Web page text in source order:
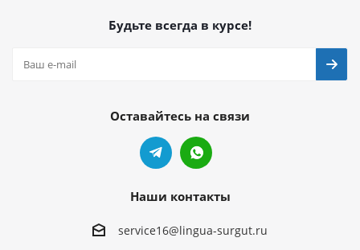
Будьте всегда в курсе!
Оставайтесь на связи
Наши контакты
service16@lingua-surgut.ru